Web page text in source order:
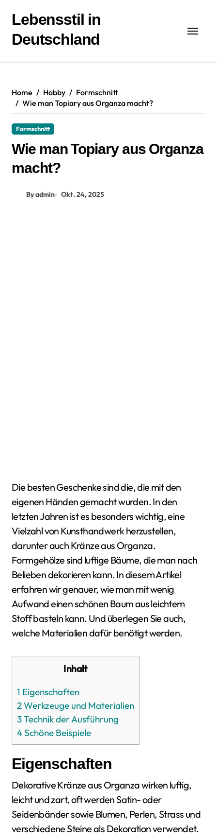
Inhalt
springen
Lebensstil in
Deutschland
Home Hobby
Formschnitt
Wie man Topiary aus Organza macht?
Formschnitt
Wie man Topiary aus Organza
macht?
By admin Okt. 24, 2025
Die besten Geschenke sind die, die mit den
eigenen Händen gemacht wurden. In den
letzten Jahren ist es besonders wichtig, eine
Vielzahl von Kunsthandwerk herzustellen,
darunter auch Kränze aus Organza.
Formgehölze sind luftige Bäume, die man nach
Belieben dekorieren kann. In diesem Artikel
erfahren wir genauer, wie man mit wenig
Aufwand einen schönen Baum aus leichtem
Stoff basteln kann. Und überlegen Sie auch,
welche Materialien dafür benötigt werden.
Inhalt
1 Eigenschaften
2Werkzeuge und Materialien
3Technik der Ausführung
4 Schöne Beispiele
Eigenschaften
Dekorative Kränze aus Organza wirken luftig,
leicht und zart, oft werden Satin- oder
Seidenbänder sowie Blumen, Perlen, Strass und
verschiedene Steine als Dekoration verwendet.